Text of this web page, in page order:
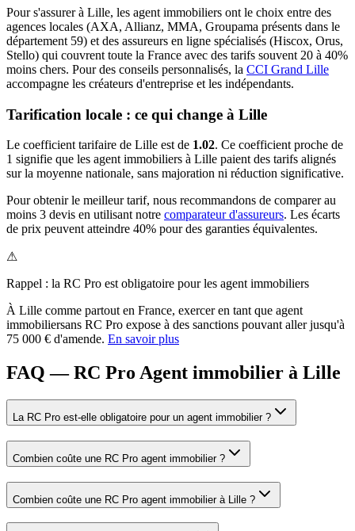
Pour s'assurer à Lille, les agent immobiliers ont le choix entre des
agences locales (AXA, Allianz, MMA, Groupama présents dans le
département 59) et des assureurs en ligne spécialisés (Hiscox, Orus,
Stello) qui couvrent toute la France avec des tarifs souvent 20 à 40%
moins chers. Pour des conseils personnalisés, la CCI Grand Lille
accompagne les créateurs d'entreprise et les indépendants.
Tarification locale : ce qui change à Lille
Le coefficient tarifaire de Lille est de 1.02. Ce coefficient proche de
1 signifie que les agent immobiliers à Lille paient des tarifs alignés
sur la moyenne nationale, sans majoration ni réduction significative.
Pour obtenir le meilleur tarif, nous recommandons de comparer au
moins 3 devis en utilisant notre comparateur d'assureurs. Les écarts
de prix peuvent atteindre 40% pour des garanties équivalentes.
⚠
Rappel : la RC Pro est obligatoire pour les agent immobiliers
À Lille comme partout en France, exercer en tant que agent
immobiliersans RC Pro expose à des sanctions pouvant aller jusqu'à
75 000 € d'amende. En savoir plus
FAQ — RC Pro Agent immobilier à Lille
La RC Pro est-elle obligatoire pour un agent immobilier ?
Combien coûte une RC Pro agent immobilier ?
Combien coûte une RC Pro agent immobilier à Lille ?